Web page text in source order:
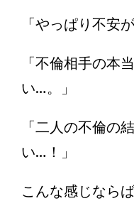
「やっぱり不安
「不倫相手の本
い…。」
「二人の不倫の
い…！」
こんな感じなら